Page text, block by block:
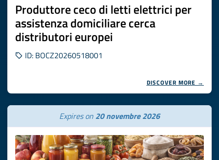
Produttore ceco di letti elettrici per
assistenza domiciliare cerca
distributori europei
ID: BOCZ20260518001
DISCOVER MORE →
Expires on 20 novembre 2026